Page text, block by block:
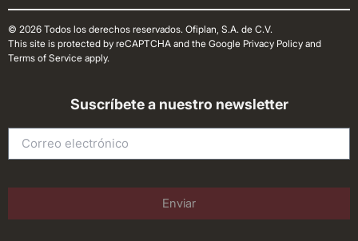
© 2026 Todos los derechos reservados. Ofiplan, S.A. de C.V.
This site is protected by reCAPTCHA and the Google Privacy Policy and
Terms of Service apply.
Suscríbete a nuestro newsletter
Enviar